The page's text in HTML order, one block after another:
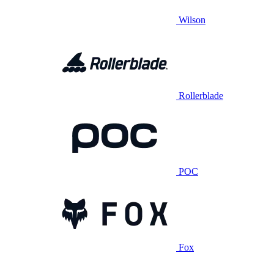
Wilson
Rollerblade
POC
Fox